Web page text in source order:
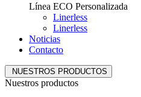
Línea ECO Personalizada
Linerless
Linerless
Noticias
Contacto
NUESTROS PRODUCTOS
Nuestros productos